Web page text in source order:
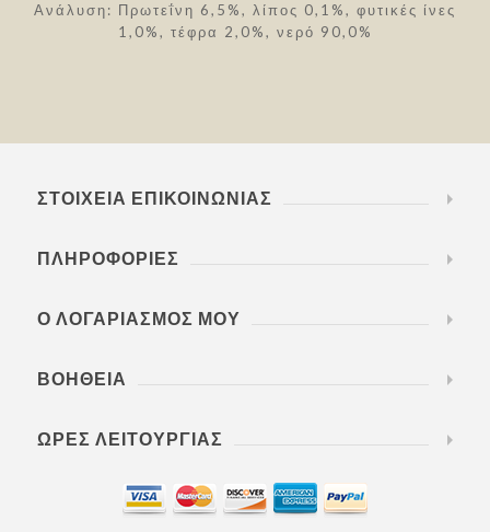
Ανάλυση: Πρωτεΐνη 6,5%, λίπος 0,1%, φυτικές ίνες
1,0%, τέφρα 2,0%, νερό 90,0%
ΣΤΟΙΧΕΊΑ ΕΠΙΚΟΙΝΩΝΊΑΣ
ΠΛΗΡΟΦΟΡΊΕΣ
Ο ΛΟΓΑΡΙΑΣΜΌΣ ΜΟΥ
ΒΟΉΘΕΙΑ
ΏΡΕΣ ΛΕΙΤΟΥΡΓΊΑΣ